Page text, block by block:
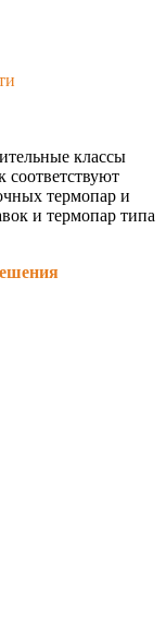
классы
соответствуют
термопар и
и термопар типа